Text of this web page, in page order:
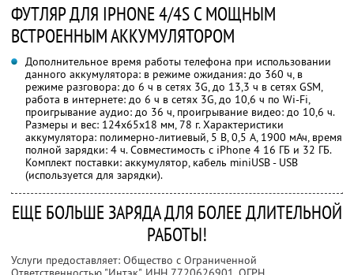
ФУТЛЯР ДЛЯ IPHONE 4/4S С МОЩНЫМ
ВСТРОЕННЫМ АККУМУЛЯТОРОМ
Дополнительное время работы телефона при использовании
данного аккумулятора: в режиме ожидания: до 360 ч, в
режиме разговора: до 6 ч в сетях 3G, до 13,3 ч в сетях GSM,
работа в интернете: до 6 ч в сетях 3G, до 10,6 ч по Wi-Fi,
проигрывание аудио: до 36 ч, проигрывание видео: до 10,6 ч.
Размеры и вес: 124х65х18 мм, 78 г. Характеристики
аккумулятора: полимерно-литиевый, 5 В, 0,5 А, 1900 мАч, время
полной зарядки: 4 ч. Совместимость с iPhone 4 16 ГБ и 32 ГБ.
Комплект поставки: аккумулятор, кабель miniUSB - USB
(используется для зарядки).
ЕЩЕ БОЛЬШЕ ЗАРЯДА ДЛЯ БОЛЕЕ ДЛИТЕЛЬНОЙ
РАБОТЫ!
Услуги предоставляет: Общество с Ограниченной